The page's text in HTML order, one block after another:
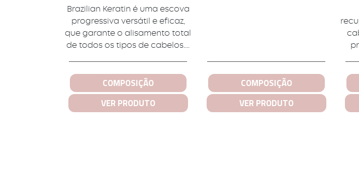
Brazilian Keratin é uma escova
progressiva versátil e eficaz,
que garante o alisamento total
de todos os tipos de cabelos....
COMPOSIÇÃO
VER PRODUTO
COMPOSIÇÃO
VER PRODUTO